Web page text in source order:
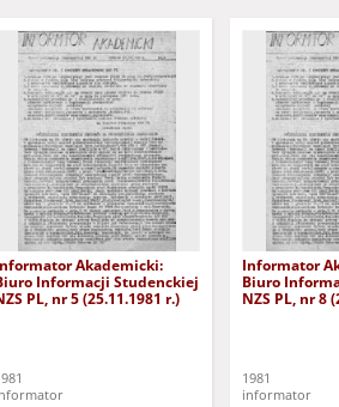
Akademicki:
Informacji Studenckiej
PL, nr 5 (25.11.1981 r.)
Informator
Biuro
NZS PL, nr 8
1981
informator